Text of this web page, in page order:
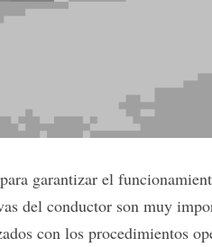
garantizar el
del conductor son muy
con los procedimientos